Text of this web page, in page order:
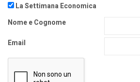
La Settimana Economica
Nome e Cognome
Email